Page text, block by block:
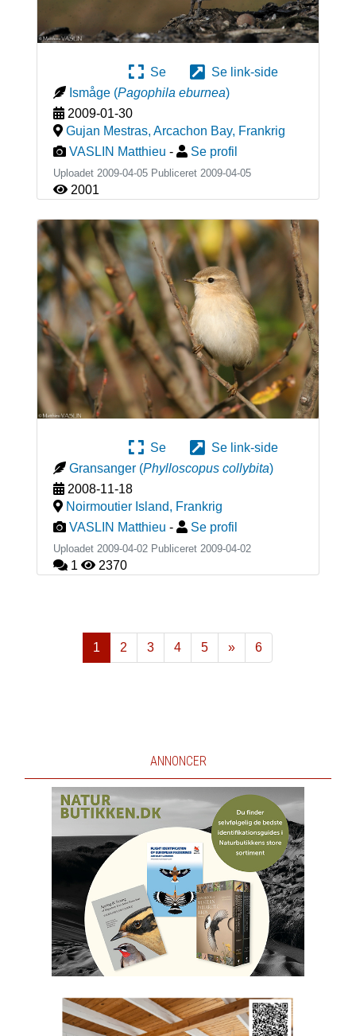
Se
Se link-side
Ismåge (Pagophila eburnea)
2009-01-30
Gujan Mestras, Arcachon Bay, Frankrig
VASLIN Matthieu - Se profil
Uploadet 2009-04-05 Publiceret 2009-04-05
2001
Se
Se link-side
Gransanger (Phylloscopus collybita)
2008-11-18
Noirmoutier Island, Frankrig
VASLIN Matthieu - Se profil
Uploadet 2009-04-02 Publiceret 2009-04-02
1 2370
1 2 3 4 5
»
Næste
6
ANNONCER